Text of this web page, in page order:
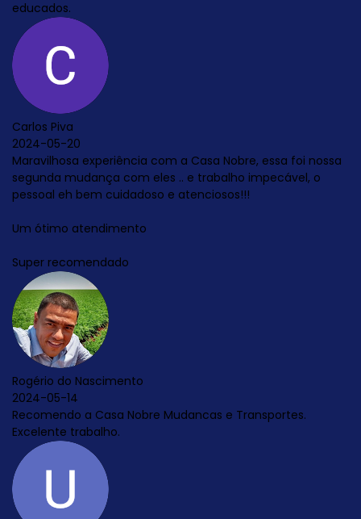
Nobre, essa foi nossa
trabalho impecável, o
e Transportes.